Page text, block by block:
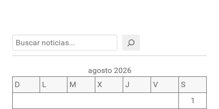
Buscar
agosto 2026
D
L M X J V
S
1